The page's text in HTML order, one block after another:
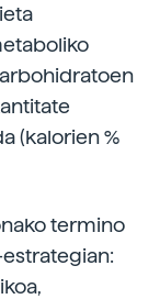
(kalorien %
termino